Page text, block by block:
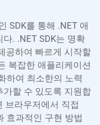
SDK를 통해 .NET 애
. .NET SDK는 명확
공하여 빠르게 시작할
복잡한 애플리케이션
하여 최소한의 노력
가할 수 있도록 지원합
브라우저에서 직접
효과적인 구현 방법